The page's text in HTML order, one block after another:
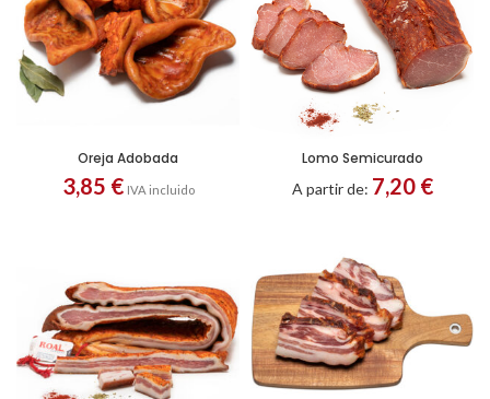
Oreja Adobada
3,85 € IVA incluido
Filetes Porción
Lomo Semicurado
A partir de: 7,20 €